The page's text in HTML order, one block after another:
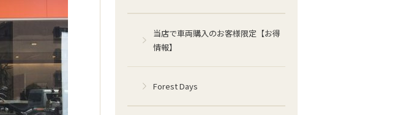
当店で車両購入のお客様限定【お得
情報】
Forest Days